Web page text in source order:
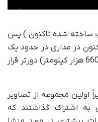
ساخته شده تاکنون ) پس
از زمین در دسامبر 2021، اکنون در مداری در حدود یک
میلیون مایل(بیش از یک میلیون و 660 هزار کیلومتر) دورتر قرار
اولین مجموعه از تصاویر
به اشتراک گذاشتند که